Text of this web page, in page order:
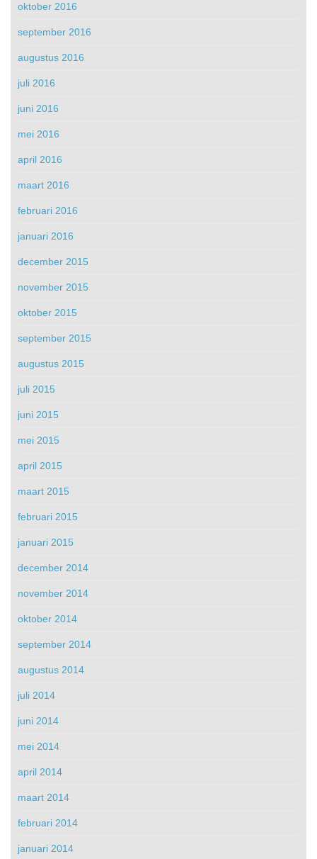
oktober 2016
september 2016
augustus 2016
juli 2016
juni 2016
mei 2016
april 2016
maart 2016
februari 2016
januari 2016
december 2015
november 2015
oktober 2015
september 2015
augustus 2015
juli 2015
juni 2015
mei 2015
april 2015
maart 2015
februari 2015
januari 2015
december 2014
november 2014
oktober 2014
september 2014
augustus 2014
juli 2014
juni 2014
mei 2014
april 2014
maart 2014
februari 2014
januari 2014